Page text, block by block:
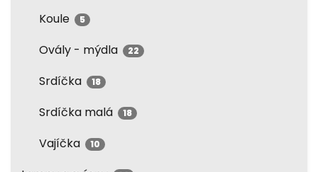
Koule 5
Ovály - mýdla 22
Srdíčka 18
Srdíčka malá 18
Vajíčka 10